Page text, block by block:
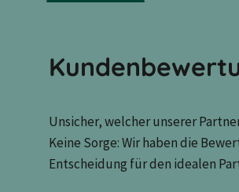
Unsicher, welcher unserer
Keine Sorge: Wir haben die
Entscheidung für den idealen